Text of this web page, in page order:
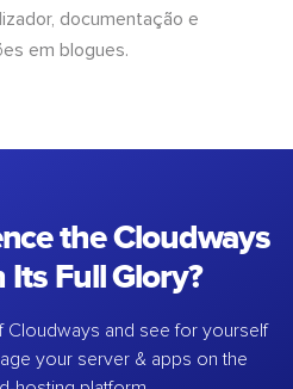
documentação e
em blogues.
the Cloudways
Full Glory?
Cloudways and see for yourself
your server & apps on the